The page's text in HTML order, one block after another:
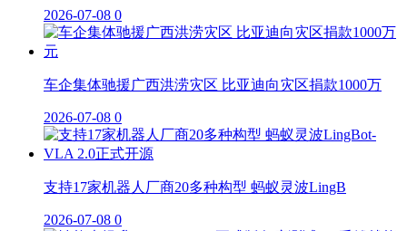
2026-07-08 0
车企集体驰援广西洪涝灾区 比亚迪向灾区捐款1000万
2026-07-08 0
支持17家机器人厂商20多种构型 蚂蚁灵波LingB
2026-07-08 0